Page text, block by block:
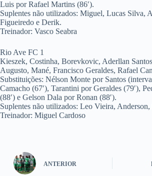
Luis por Rafael Martins (86′).
Suplentes não utilizados: Miguel, Lucas Silva,
Figueiredo e Derik.
Treinador: Vasco Seabra
Rio Ave FC 1
Kieszek, Costinha, Borevkovic, Aderllan
Augusto, Mané, Francisco Geraldes, Rafael
Substituições: Nélson Monte por Santos
Camacho (67′), Tarantini por Geraldes (79′),
(88′) e Gelson Dala por Ronan (88′).
Suplentes não utilizados: Leo Vieira,
Treinador: Miguel Cardoso
ANTERIOR